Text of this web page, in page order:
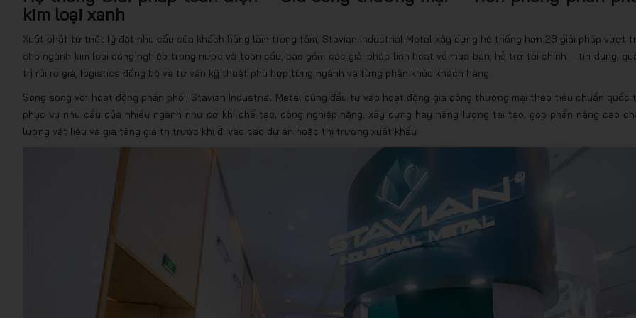
kim loại xanh
Xuất phát từ triết lý đặt nhu cầu của khách hàng làm trọng tâm, Stavian Industrial Metal xây dựng hệ thống hơn 23 giải pháp vượt
cho ngành kim loại công nghiệp trong nước và toàn cầu, bao gồm các giải pháp linh hoạt về mua bán, hỗ trợ tài chính – tín dụng,
trị rủi ro giá, logistics đồng bộ và tư vấn kỹ thuật phù hợp từng ngành và từng phân khúc khách hàng.
Song song với hoạt động phân phối, Stavian Industrial Metal cũng đầu tư vào hoạt động gia công thương mại theo tiêu chuẩn quốc
phục vụ nhu cầu của nhiều ngành như cơ khí chế tạo, công nghiệp nặng, xây dựng hay năng lượng tái tạo, góp phần nâng cao
lượng vật liệu và gia tăng giá trị trước khi đi vào các dự án hoặc thị trường xuất khẩu.